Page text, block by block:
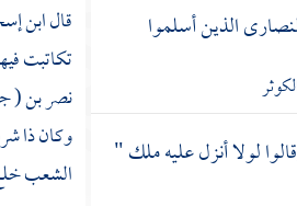
الذين أسلموا
لولا أنزل عليه ملك "
قالابن
تكاتبت
نصر بن (
وكان ذا
الشعب